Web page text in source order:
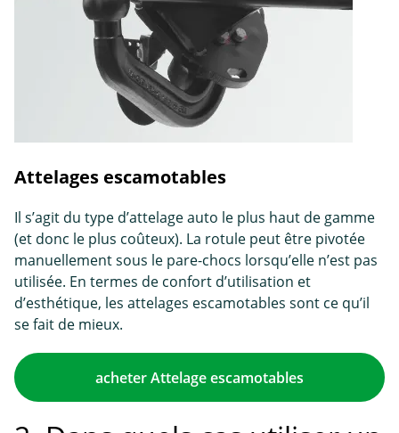
Attelages escamotables
Il s’agit du type d’attelage auto le plus haut de gamme
(et donc le plus coûteux). La rotule peut être pivotée
manuellement sous le pare-chocs lorsqu’elle n’est pas
utilisée. En termes de confort d’utilisation et
d’esthétique, les attelages escamotables sont ce qu’il
se fait de mieux.
acheter Attelage escamotables